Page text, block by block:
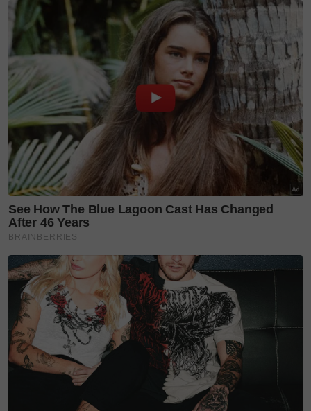
dan warisan tempatan.
Setiap koleksi diharap dapat menjadi ‘jemputan
visual’ untuk dunia mengenali Malaysia dengan cara
yang lebih intim dan bergaya.
Perancangan besar ini tidak datang tanpa asas
kukuh. Rekod pencapaian Anuar Faizal sepanjang
2025 menjadi bukti konsistensi dan pengaruhnya di
pentas serantau dan antarabangsa.
Duta fesyen Malaysia
Bermula Februari, beliau terlibat dalam CIMB Raya
dan Intermark Raya bersama Keluarga Diraja Negeri
Sembilan, sebelum melangkah ke pentas Brunei
pada Mac di International Convention Centre
Brunei bersama Pengiran Anak Puteri Amal Rakiah
Bolkiah.
Pengaruhnya terus melebar ke Bali pada April
bersama Gabenor Bali, diikuti penganjuran MYFW
pada Mei di Kuala Lumpur di bawah MIDFW.